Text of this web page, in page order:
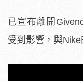
已宣布離開
受到影響，與